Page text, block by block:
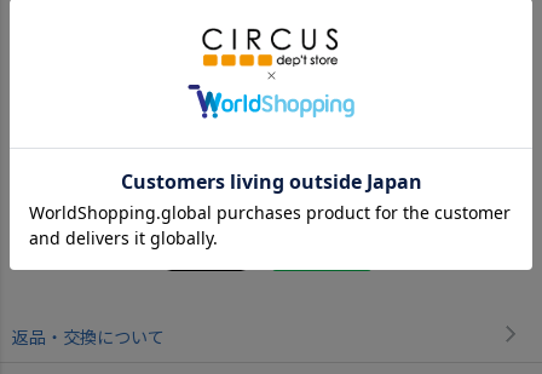
ブラック(BK)
返品・交換について